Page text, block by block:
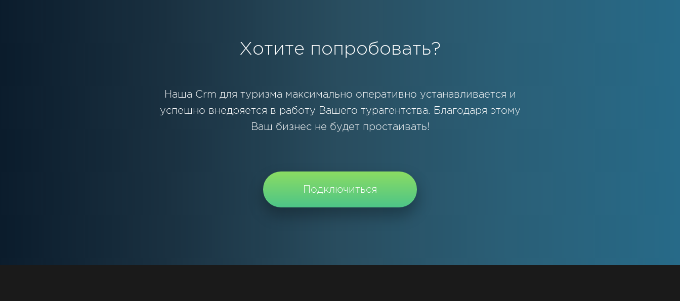
Хотите попробовать?
Наша Crm для туризма максимально оперативно устанавливается и
успешно внедряется в работу Вашего турагентства. Благодаря этому
Ваш бизнес не будет простаивать!
Подключиться